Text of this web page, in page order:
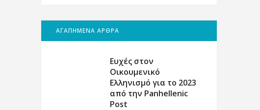
ΑΓΑΠΗΜΕΝΑ ΑΡΘΡΑ
Ευχές στον
Οικουμενικό
Ελληνισμό για το 2023
από την Panhellenic
Post